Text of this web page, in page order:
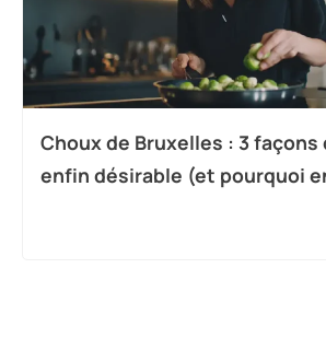
Choux de Bruxelles : 3 façons
enfin désirable (et pourquoi